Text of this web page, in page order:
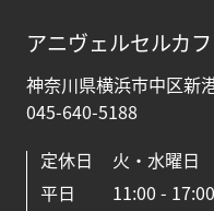
アニヴェルセルカ
神奈川県横浜市中区新
045-640-5188
定休日
火・水曜日
平日
11:00 -